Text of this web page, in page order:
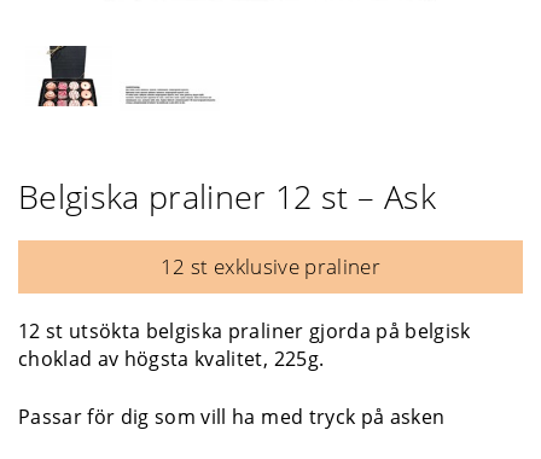
Belgiska praliner 12 st – Ask
12 st exklusive praliner
12 st utsökta belgiska praliner gjorda på belgisk
choklad av högsta kvalitet, 225g.
Passar för dig som vill ha med tryck på asken